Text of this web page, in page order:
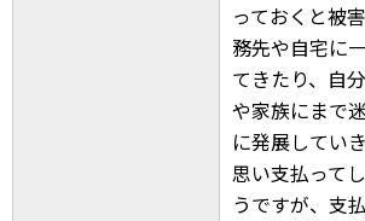
っておくと被
務先や自宅に
てきたり、自
や家族にまで
に発展してい
思い支払って
うですが、支